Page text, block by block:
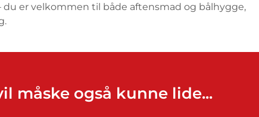
er velkommen til både aftensmad og bålhygge,
måske også kunne lide...